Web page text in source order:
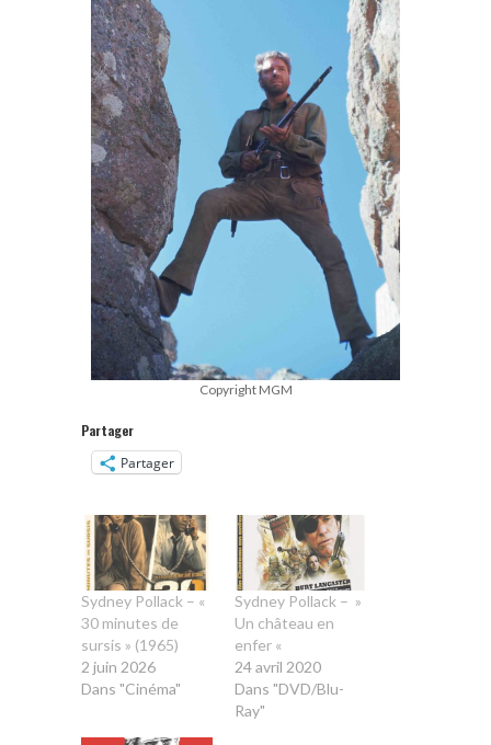
Copyright MGM
Partager
Partager
Sydney Pollack – «
30 minutes de
sursis » (1965)
2 juin 2026
Dans "Cinéma"
Sydney Pollack – »
Un château en
enfer «
24 avril 2020
Dans "DVD/Blu-
Ray"